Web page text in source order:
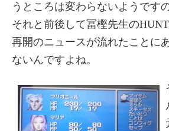
うところは変わらないようです
それと前後して冨樫先生の
再開のニュースが流れたことに
ないんですよね。